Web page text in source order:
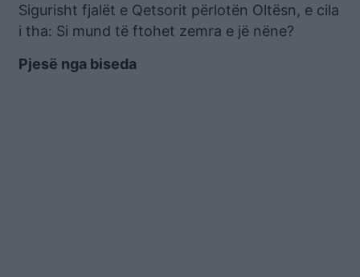
Sigurisht fjalët e Qetsorit përlotën Oltësn, e cila
i tha: Si mund të ftohet zemra e jë nëne?
Pjesë nga biseda